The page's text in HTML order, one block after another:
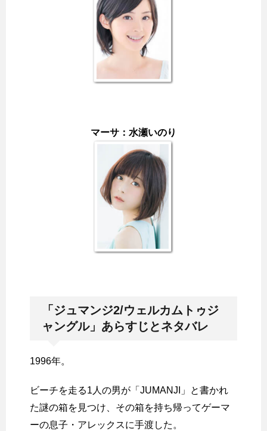
マーサ：水瀬いのり
「ジュマンジ2/ウェルカムトゥジ
ャングル」あらすじとネタバレ
1996年。
ビーチを走る1人の男が「JUMANJI」と書かれ
た謎の箱を見つけ、その箱を持ち帰ってゲーマ
ーの息子・アレックスに手渡した。